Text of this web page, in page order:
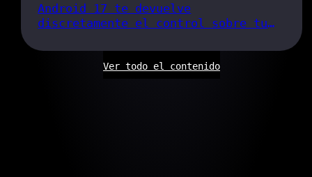
Android 17 te devuelve
discretamente el control sobre tu
Ver todo el contenido